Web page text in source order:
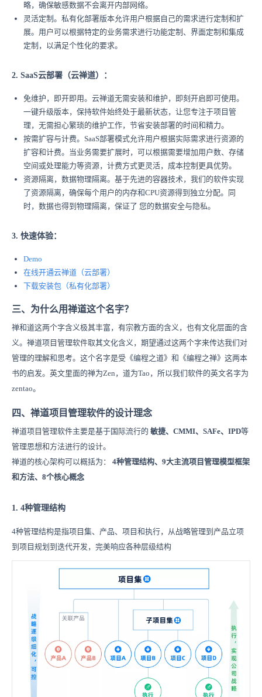
略，确保敏感数据不会离开内部网络。
灵活定制。私有化部署版本允许用户根据自己的需求进行定制和扩
展。用户可以根据特定的业务需求进行功能定制、界面定制和集成
定制，以满足个性化的要求。
2. SaaS云部署（云禅道）：
免维护，即开即用。云禅道无需安装和维护，即刻开启即可使用。
一键升级版本，保持软件始终处于最新状态，让您专注于项目管
理，无需担心繁琐的维护工作，节省安装部署的时间和精力。
按需扩容与计费。SaaS部署模式允许用户根据实际需求进行资源的
扩容和计费。当业务需要扩展时，可以根据需要增加用户数、存储
空间或处理能力等资源，计费方式更灵活，成本控制更具优势。
资源隔离，数据物理隔离。基于先进的容器技术，我们的软件实现
了资源隔离，确保每个用户的内存和CPU资源得到独立分配。同
时，数据也得到物理隔离，保证了 您的数据安全与隐私。
3. 快速体验：
Demo
在线开通云禅道 （云部署）
下载安装包 （私有化部署）
三、为什么用禅道这个名字？
禅和道这两个字含义极其丰富，有宗教方面的含义，也有文化层面的含
义。禅道项目管理软件取其文化含义，期望通过这两个字来传达我们对
管理的理解和思考。这个名字是受《编程之道》和《编程之禅》这两本
书的启发。英文里面的禅为Zen，道为Tao，所以我们软件的英文名字为
zentao。
四、禅道项目管理软件的设计理念
禅道项目管理软件主要是基于国际流行的 敏捷、CMMI、SAFe、IPD等
管理思想和方法进行的设计。
禅道的核心架构可以概括为： 4种管理结构、9大主流项目管理模型框架
和方法、8个核心概念
1. 4种管理结构
4种管理结构是指项目集、产品、项目和执行，从战略管理到产品立项
到项目规划到迭代开发，完美响应各种层级结构